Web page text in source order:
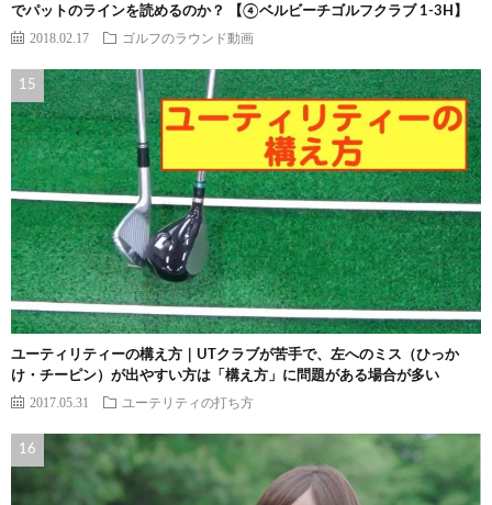
でパットのラインを読めるのか？ 【④ベルビーチゴルフクラブ 1-3H】
2018.02.17 ゴルフのラウンド動画
ユーティリティーの構え方｜UTクラブが苦手で、左へのミス（ひっか
け・チーピン）が出やすい方は「構え方」に問題がある場合が多い
2017.05.31 ユーテリティの打ち方